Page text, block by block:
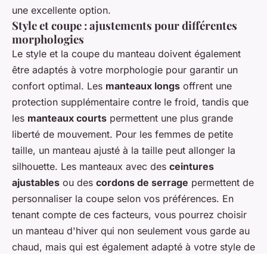
une excellente option.
Style et coupe : ajustements pour différentes
morphologies
Le style et la coupe du manteau doivent également
être adaptés à votre morphologie pour garantir un
confort optimal. Les manteaux longs offrent une
protection supplémentaire contre le froid, tandis que
les manteaux courts permettent une plus grande
liberté de mouvement. Pour les femmes de petite
taille, un manteau ajusté à la taille peut allonger la
silhouette. Les manteaux avec des ceintures
ajustables ou des cordons de serrage permettent de
personnaliser la coupe selon vos préférences. En
tenant compte de ces facteurs, vous pourrez choisir
un manteau d'hiver qui non seulement vous garde au
chaud, mais qui est également adapté à votre style de